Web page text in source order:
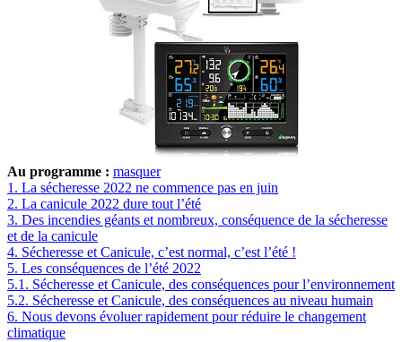
Au programme : masquer
1. La sécheresse 2022 ne commence pas en juin
2. La canicule 2022 dure tout l’été
3. Des incendies géants et nombreux, conséquence de la sécheresse
et de la canicule
4. Sécheresse et Canicule, c’est normal, c’est l’été !
5. Les conséquences de l’été 2022
5.1. Sécheresse et Canicule, des conséquences pour l’environnement
5.2. Sécheresse et Canicule, des conséquences au niveau humain
6. Nous devons évoluer rapidement pour réduire le changement
climatique